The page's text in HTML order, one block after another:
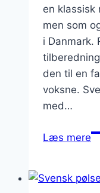
en klassisk
men som
i Danmark.
den til en
voksne.
med…
Læs mere